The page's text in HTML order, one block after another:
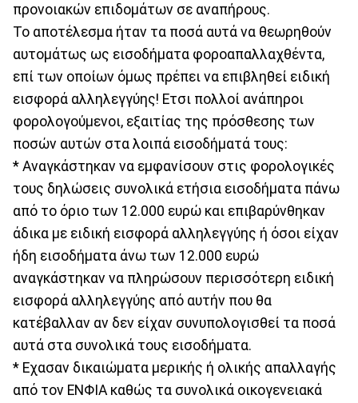
προνοιακών επιδομάτων σε αναπήρους.
Το αποτέλεσμα ήταν τα ποσά αυτά να θεωρηθούν
αυτομάτως ως εισοδήματα φοροαπαλλαχθέντα,
επί των οποίων όμως πρέπει να επιβληθεί ειδική
εισφορά αλληλεγγύης! Ετσι πολλοί ανάπηροι
φορολογούμενοι, εξαιτίας της πρόσθεσης των
ποσών αυτών στα λοιπά εισοδήματά τους:
* Αναγκάστηκαν να εμφανίσουν στις φορολογικές
τους δηλώσεις συνολικά ετήσια εισοδήματα πάνω
από το όριο των 12.000 ευρώ και επιβαρύνθηκαν
άδικα με ειδική εισφορά αλληλεγγύης ή όσοι είχαν
ήδη εισοδήματα άνω των 12.000 ευρώ
αναγκάστηκαν να πληρώσουν περισσότερη ειδική
εισφορά αλληλεγγύης από αυτήν που θα
κατέβαλλαν αν δεν είχαν συνυπολογισθεί τα ποσά
αυτά στα συνολικά τους εισοδήματα.
* Εχασαν δικαιώματα μερικής ή ολικής απαλλαγής
από τον ΕΝΦΙΑ καθώς τα συνολικά οικογενειακά